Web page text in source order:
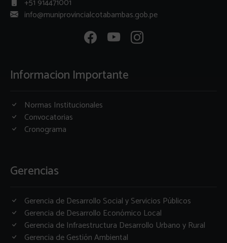
+51 914471001
info@muniprovincialcotabambas.gob.pe
Informacion Importante
Normas Institucionales
Convocatorias
Cronograma
Gerencias
Gerencia de Desarrollo Social y Servicios Públicos
Gerencia de Desarrollo Económico Local
Gerencia de Infraestructura Desarrollo Urbano y Rural
Gerencia de Gestión Ambiental